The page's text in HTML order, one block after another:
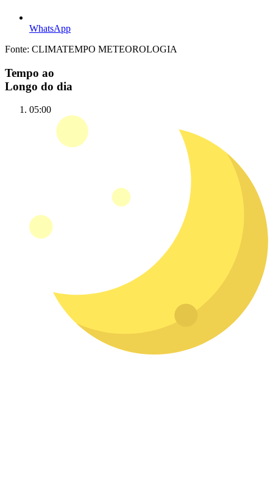
WhatsApp
Fonte: CLIMATEMPO METEOROLOGIA
Tempo ao
Longo do dia
05:00